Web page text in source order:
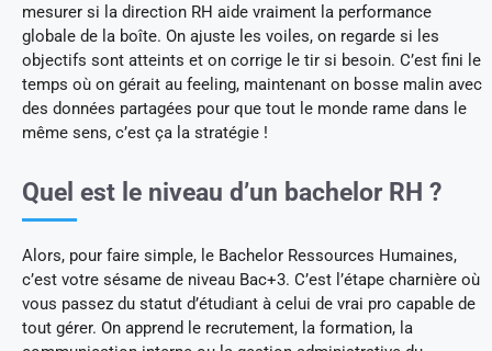
mesurer si la direction RH aide vraiment la performance
globale de la boîte. On ajuste les voiles, on regarde si les
objectifs sont atteints et on corrige le tir si besoin. C’est fini le
temps où on gérait au feeling, maintenant on bosse malin avec
des données partagées pour que tout le monde rame dans le
même sens, c’est ça la stratégie !
Quel est le niveau d’un bachelor RH ?
Alors, pour faire simple, le Bachelor Ressources Humaines,
c’est votre sésame de niveau Bac+3. C’est l’étape charnière où
vous passez du statut d’étudiant à celui de vrai pro capable de
tout gérer. On apprend le recrutement, la formation, la